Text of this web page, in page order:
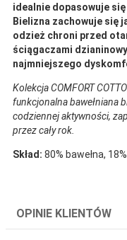
idealnie dopasowuje
Bielizna zachowuje się
odzież chroni przed
ściągaczami
najmniejszego
Kolekcja COMFORT
funkcjonalna bawełniana
codziennej aktywności,
przez cały rok.
Skład: 80% bawełna,
OPINIE KLIENTÓW